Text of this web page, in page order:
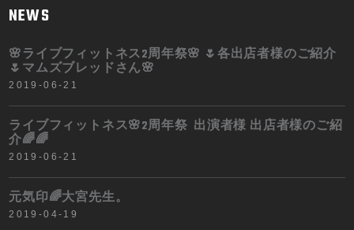
NEWS
🌸ライブフィットネス2周年祭🌸 🌷各出店者様のご紹介
🌷マムズブレッドさん🌸
2019-06-21
ライブフィットネス🌸2周年祭 出演者様 出店者様のご紹
介🌈🌈
2019-06-21
元気印🌈大宮先生。
2019-04-19